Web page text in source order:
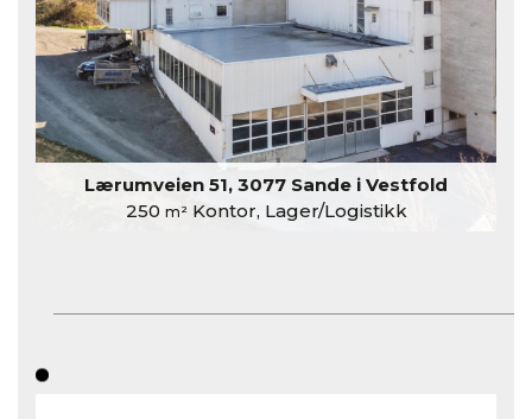
Lærumveien 51, 3077 Sande i Vestfold
250 m²Kontor, Lager/Logistikk